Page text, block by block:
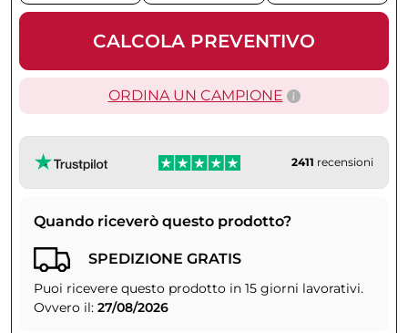
CALCOLA PREVENTIVO
ORDINA UN CAMPIONE
2411 recensioni
Quando riceverò questo prodotto?
SPEDIZIONE GRATIS
Puoi ricevere questo prodotto in 15 giorni lavorativi.
Ovvero il: 27/08/2026